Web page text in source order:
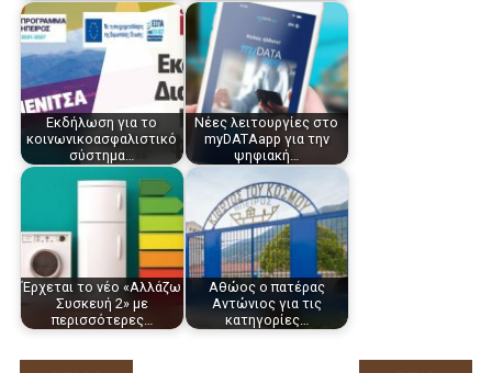
Εκδήλωση για το
κοινωνικοασφαλιστικό
σύστημα…
Νέες λειτουργίες στο
myDATAapp για την
ψηφιακή…
Έρχεται το νέο «Αλλάζω
Συσκευή 2» με
περισσότερες…
Αθώος ο πατέρας
Αντώνιος για τις
κατηγορίες…